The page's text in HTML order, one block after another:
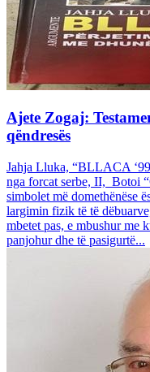
Ajete Zogaj:
qëndresës
Jahja Lluka, “BLLACA
nga forcat serbe, II, Botoi
simbolet më domethënëse
largimin fizik të të
mbetet pas, e mbushur me
panjohur dhe të pasigurtë...